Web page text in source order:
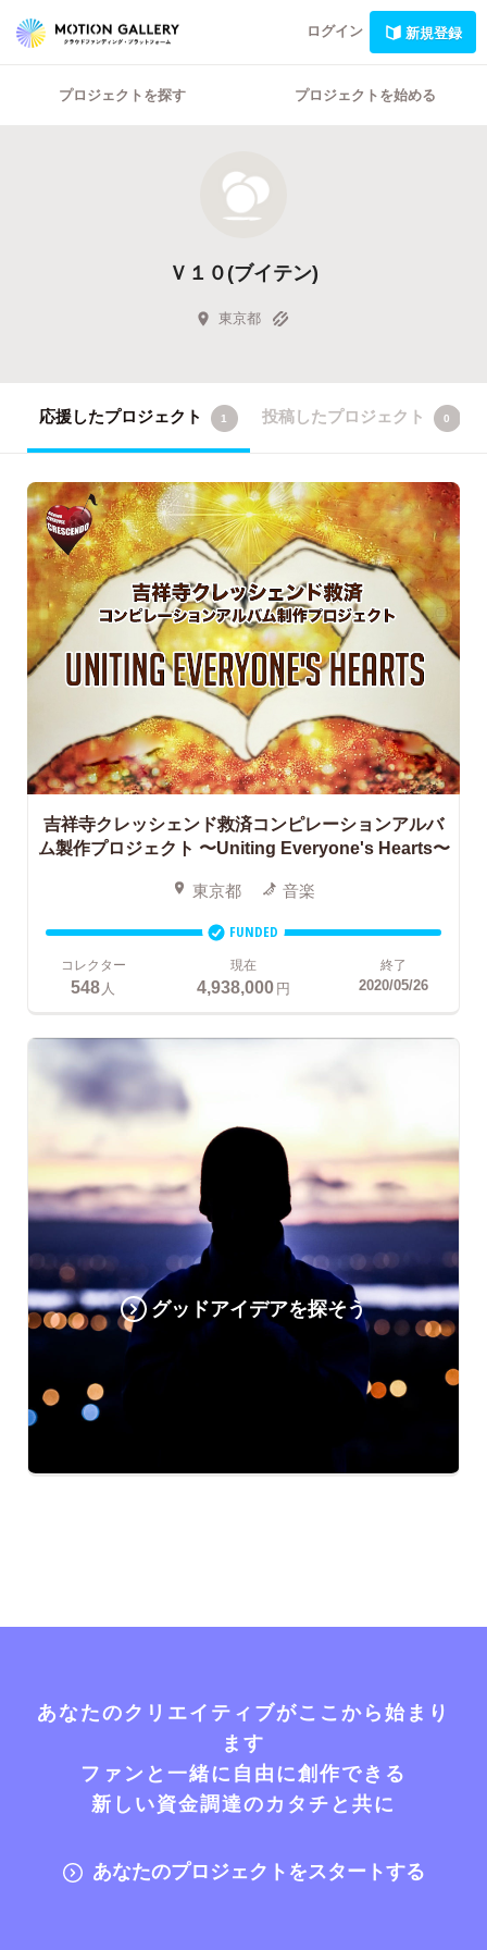
ログイン 新規登録
プロジェクトを探す プロジェクトを始める
Ｖ１０(ブイテン)
東京都
応援したプロジェクト 1 投稿したプロジェクト 0
吉祥寺クレッシェンド救済コンピレーションアルバ
ム製作プロジェクト 〜Uniting Everyone's Hearts〜
東京都 音楽
FUNDED
コレクター
548 人
現在
4,938,000円
終了
2020/05/26
グッドアイデアを探そう
あなたのクリエイティブがここから始まり
ます
ファンと一緒に自由に創作できる
新しい資金調達のカタチと共に
あなたのプロジェクトをスタートする